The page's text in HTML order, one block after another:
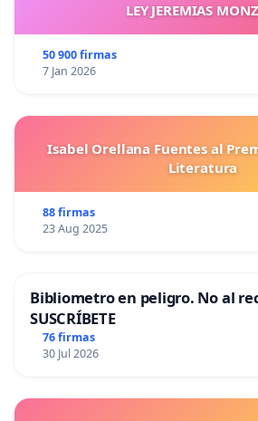
LEY JEREMIAS
50 900 firmas
7 Jan 2026
Isabel Orellana Fuentes al
Literatura
88 firmas
23 Aug 2025
Bibliometro en peligro. No al
SUSCRÍBETE
76 firmas
30 Jul 2026